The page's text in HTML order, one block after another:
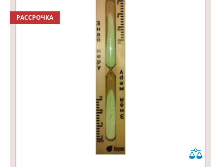
РАССРОЧКА